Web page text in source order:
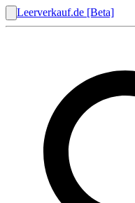
Leerverkauf.de [Beta]